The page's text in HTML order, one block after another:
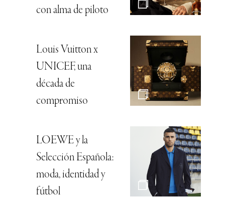
con alma de piloto
Louis Vuitton x
UNICEF, una
década de
compromiso
LOEWE y la
Selección Española:
moda, identidad y
fútbol